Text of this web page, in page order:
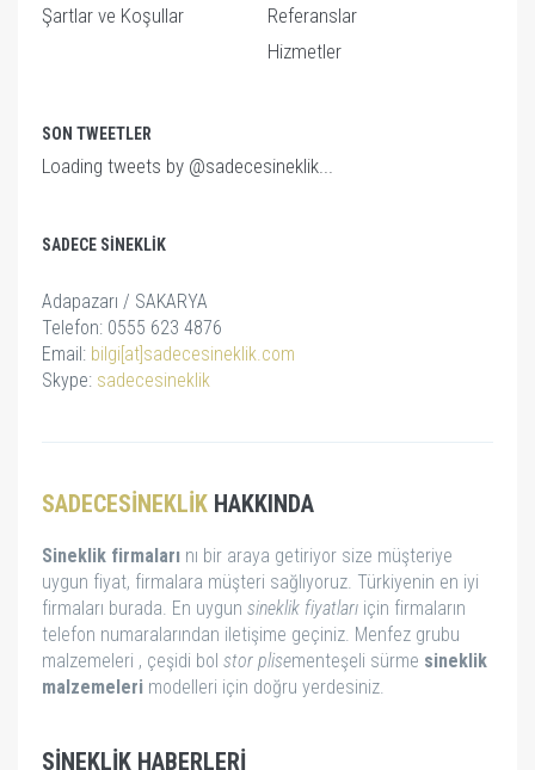
Şartlar ve Koşullar
Referanslar
Hizmetler
SON TWEETLER
Loading tweets by @sadecesineklik...
SADECE SINEKLIK
Adapazarı / SAKARYA
Telefon: 0555 623 4876
Email: bilgi[at]sadecesineklik.com
Skype: sadecesineklik
SADECESINEKLIK HAKKINDA
Sineklik firmaları nı bir araya getiriyor size müşteriye
uygun fiyat, firmalara müşteri sağlıyoruz. Türkiyenin en iyi
firmaları burada. En uygun sineklik fiyatları için firmaların
telefon numaralarından iletişime geçiniz. Menfez grubu
malzemeleri , çeşidi bol stor plisementeşeli sürme sineklik
malzemeleri modelleri için doğru yerdesiniz.
SINEKLIK HABERLERI